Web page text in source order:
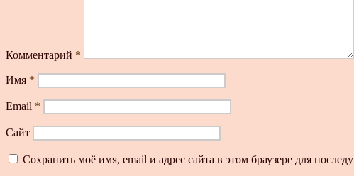
Комментарий *
Имя *
Email *
Сайт
Сохранить моё имя, email и адрес сайта в этом браузере для